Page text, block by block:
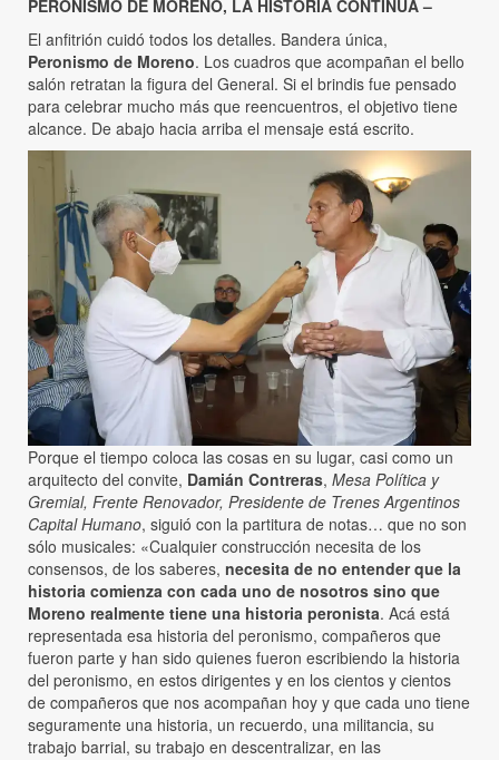
PERONISMO DE MORENO, LA HISTORIA CONTINÚA –
El anfitrión cuidó todos los detalles. Bandera única,
Peronismo de Moreno. Los cuadros que acompañan el bello
salón retratan la figura del General. Si el brindis fue pensado
para celebrar mucho más que reencuentros, el objetivo tiene
alcance. De abajo hacia arriba el mensaje está escrito.
Porque el tiempo coloca las cosas en su lugar, casi como un
arquitecto del convite, Damián Contreras, Mesa Política y
Gremial, Frente Renovador, Presidente de Trenes Argentinos
Capital Humano, siguió con la partitura de notas… que no son
sólo musicales: «Cualquier construcción necesita de los
consensos, de los saberes, necesita de no entender que la
historia comienza con cada uno de nosotros sino que
Moreno realmente tiene una historia peronista. Acá está
representada esa historia del peronismo, compañeros que
fueron parte y han sido quienes fueron escribiendo la historia
del peronismo, en estos dirigentes y en los cientos y cientos
de compañeros que nos acompañan hoy y que cada uno tiene
seguramente una historia, un recuerdo, una militancia, su
trabajo barrial, su trabajo en descentralizar, en las